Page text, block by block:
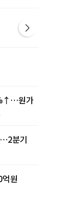
원가
…2분기
원